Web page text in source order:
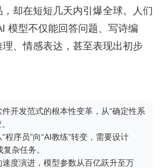
却在短短几天内引爆全球。人们
模型不仅能回答问题、写诗编
、情感表达，甚至表现出初步
开发范式的根本性变革，从“确定性系
程序员”向“AI教练”转变，需要设计
杂任务。
度演进，模型参数从百亿跃升至万